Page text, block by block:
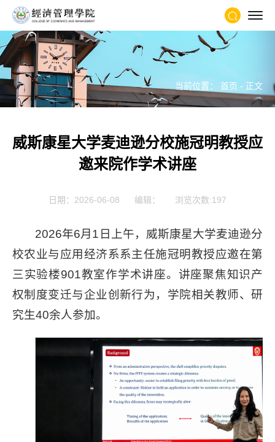
当前位置： 首页 - 正文
威斯康星大学麦迪逊分校施冠明教授应
邀来院作学术讲座
日期：2026-06-08 编辑： 浏览次数:197
2026年6月1日上午，威斯康星大学麦迪逊分
校农业与应用经济系系主任施冠明教授应邀在第
三实验楼901教室作学术讲座。讲座聚焦知识产
权制度变迁与企业创新行为，学院相关教师、研
究生40余人参加。